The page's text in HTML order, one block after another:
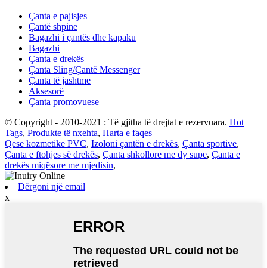
Çanta e pajisjes
Çantë shpine
Bagazhi i çantës dhe kapaku
Bagazhi
Çanta e drekës
Çanta Sling/Çantë Messenger
Çanta të jashtme
Aksesorë
Çanta promovuese
© Copyright - 2010-2021 : Të gjitha të drejtat e rezervuara. Hot
Tags, Produkte të nxehta, Harta e faqes
Qese kozmetike PVC, Izoloni çantën e drekës, Çanta sportive,
Çanta e ftohjes së drekës, Çanta shkollore me dy supe, Çanta e
drekës miqësore me mjedisin,
Dërgoni një email
x